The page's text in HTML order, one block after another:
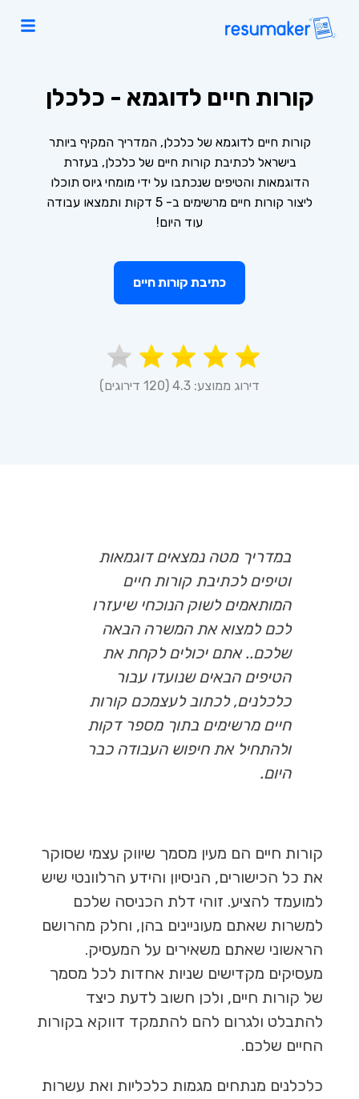
קורות חיים לדוגמא - כלכלן
קורות חיים לדוגמא של כלכלן, המדריך המקיף ביותר
בישראל לכתיבת קורות חיים של כלכלן, בעזרת
הדוגמאות והטיפים שנכתבו על ידי מומחי גיוס תוכלו
ליצור קורות חיים מרשימים ב- 5 דקות ותמצאו עבודה
עוד היום!
כתיבת קורות חיים
דירוג ממוצע: 4.3 (120 דירוגים)
במדריך מטה נמצאים דוגמאות
וטיפים לכתיבת קורות חיים
המותאמים לשוק הנוכחי שיעזרו
לכם למצוא את המשרה הבאה
שלכם.. אתם יכולים לקחת את
הטיפים הבאים שנועדו עבור
כלכלנים, לכתוב לעצמכם קורות
חיים מרשימים בתוך מספר דקות
ולהתחיל את חיפוש העבודה כבר
היום.
קורות חיים הם מעין מסמך שיווק עצמי שסוקר
את כל הכישורים, הניסיון והידע הרלוונטי שיש
למועמד להציע. זוהי דלת הכניסה שלכם
למשרות שאתם מעוניינים בהן, וחלק מהרושם
הראשוני שאתם משאירים על המעסיק.
מעסיקים מקדישים שניות אחדות לכל מסמך
של קורות חיים, ולכן חשוב לדעת כיצד
להתבלט ולגרום להם להתמקד דווקא בקורות
החיים שלכם.
כלכלנים מנתחים מגמות כלכליות ואת עשרות